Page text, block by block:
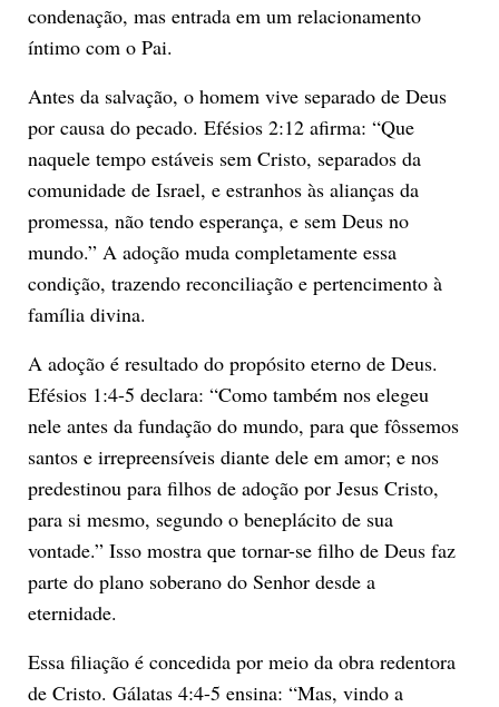
condenação, mas entrada em um relacionamento
íntimo com o Pai.
Antes da salvação, o homem vive separado de Deus
por causa do pecado. Efésios 2:12 afirma: “Que
naquele tempo estáveis sem Cristo, separados da
comunidade de Israel, e estranhos às alianças da
promessa, não tendo esperança, e sem Deus no
mundo.” A adoção muda completamente essa
condição, trazendo reconciliação e pertencimento à
família divina.
A adoção é resultado do propósito eterno de Deus.
Efésios 1:4-5 declara: “Como também nos elegeu
nele antes da fundação do mundo, para que fôssemos
santos e irrepreensíveis diante dele em amor; e nos
predestinou para filhos de adoção por Jesus Cristo,
para si mesmo, segundo o beneplácito de sua
vontade.” Isso mostra que tornar-se filho de Deus faz
parte do plano soberano do Senhor desde a
eternidade.
Essa filiação é concedida por meio da obra redentora
de Cristo. Gálatas 4:4-5 ensina: “Mas, vindo a